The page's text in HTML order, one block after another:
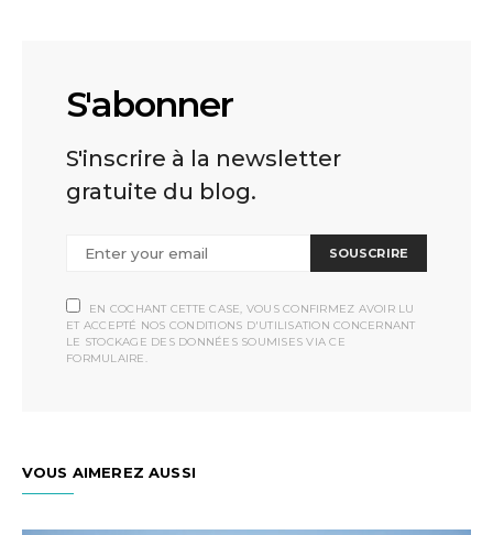
S'abonner
S'inscrire à la newsletter
gratuite du blog.
SOUSCRIRE
EN COCHANT CETTE CASE, VOUS CONFIRMEZ AVOIR LU
ET ACCEPTÉ NOS CONDITIONS D'UTILISATION CONCERNANT
LE STOCKAGE DES DONNÉES SOUMISES VIA CE
FORMULAIRE.
VOUS AIMEREZ AUSSI